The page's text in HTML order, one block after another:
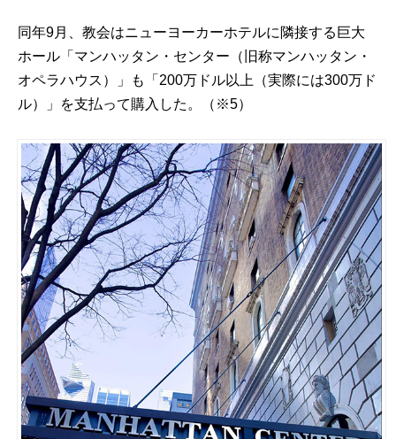
同年9月、教会はニューヨーカーホテルに隣接する巨大
ホール「マンハッタン・センター（旧称マンハッタン・
オペラハウス）」も「200万ドル以上（実際には300万ド
ル）」を支払って購入した。（※5）